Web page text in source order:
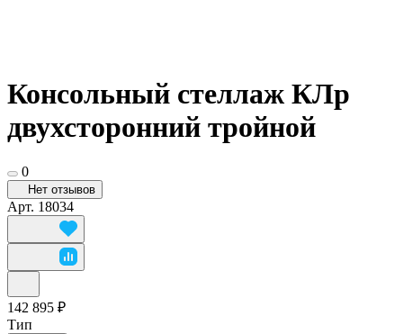
Консольный стеллаж КЛр
двухсторонний тройной
0
Нет отзывов
Арт. 18034
142 895 ₽
Тип